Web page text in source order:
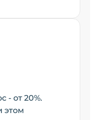
- от 20%.
этом